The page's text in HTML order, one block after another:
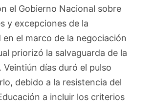
el Gobierno Nacional sobre
y excepciones de la
en el marco de la negociación
priorizó la salvaguarda de la
Veintiún días duró el pulso
debido a la resistencia del
a incluir los criterios